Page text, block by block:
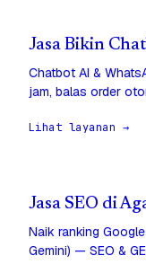
Jasa Bikin
Chatbot AI &
jam, balas order
Lihat layanan →
Jasa SEO di
Naik ranking
Gemini) — SEO &